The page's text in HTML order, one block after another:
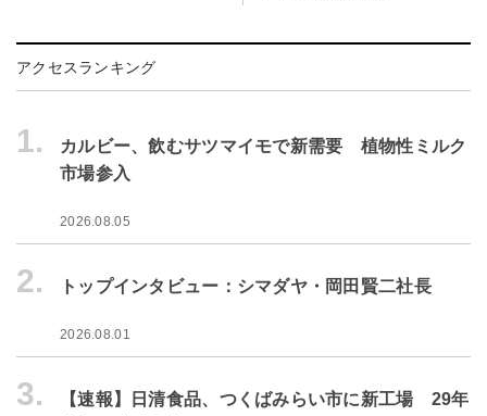
アクセスランキング
1.
カルビー、飲むサツマイモで新需要 植物性ミルク
市場参入
2026.08.05
2. トップインタビュー：シマダヤ・岡田賢二社長
2026.08.01
3.
【速報】日清食品、つくばみらい市に新工場 29年